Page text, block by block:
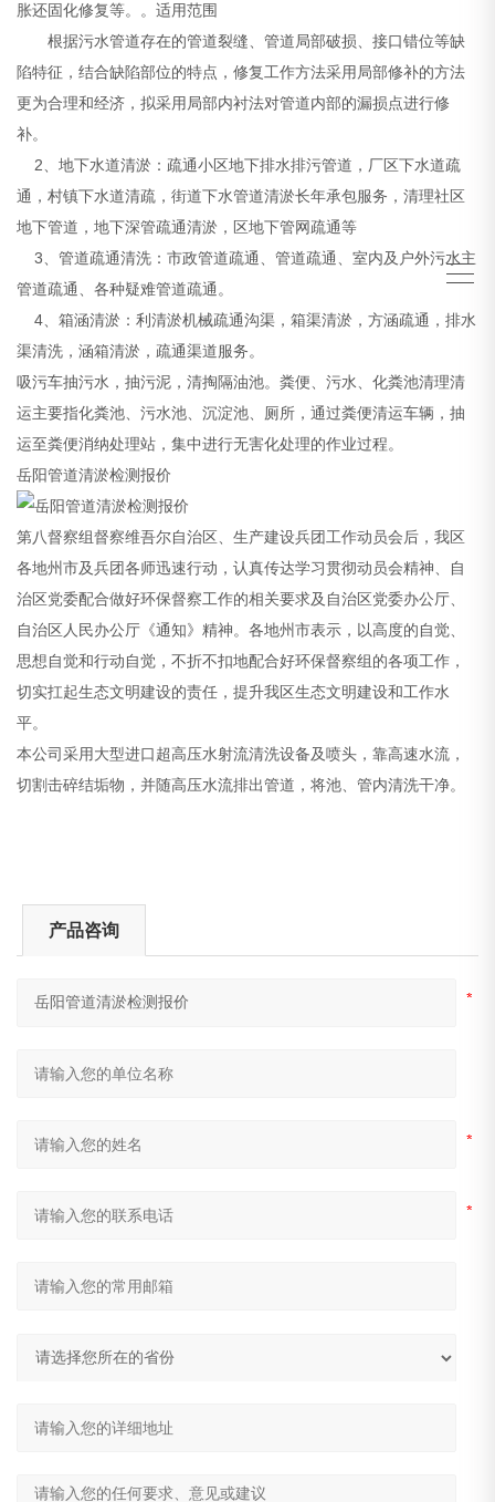
胀还固化修复等。。适用范围
根据污水管道存在的管道裂缝、管道局部破损、接口错位等缺
陷特征，结合缺陷部位的特点，修复工作方法采用局部修补的方法
更为合理和经济，拟采用局部内衬法对管道内部的漏损点进行修
补。
2、地下水道清淤：疏通小区地下排水排污管道，厂区下水道疏
通，村镇下水道清疏，街道下水管道清淤长年承包服务，清理社区
地下管道，地下深管疏通清淤，区地下管网疏通等
3、管道疏通清洗：市政管道疏通、管道疏通、室内及户外污水主
管道疏通、各种疑难管道疏通。
4、箱涵清淤：利清淤机械疏通沟渠，箱渠清淤，方涵疏通，排水
渠清洗，涵箱清淤，疏通渠道服务。
吸污车抽污水，抽污泥，清掏隔油池。粪便、污水、化粪池清理清
运主要指化粪池、污水池、沉淀池、厕所，通过粪便清运车辆，抽
运至粪便消纳处理站，集中进行无害化处理的作业过程。
岳阳管道清淤检测报价
第八督察组督察维吾尔自治区、生产建设兵团工作动员会后，我区
各地州市及兵团各师迅速行动，认真传达学习贯彻动员会精神、自
治区党委配合做好环保督察工作的相关要求及自治区党委办公厅、
自治区人民办公厅《通知》精神。各地州市表示，以高度的自觉、
思想自觉和行动自觉，不折不扣地配合好环保督察组的各项工作，
切实扛起生态文明建设的责任，提升我区生态文明建设和工作水
平。
本公司采用大型进口超高压水射流清洗设备及喷头，靠高速水流，
切割击碎结垢物，并随高压水流排出管道，将池、管内清洗干净。
产品咨询